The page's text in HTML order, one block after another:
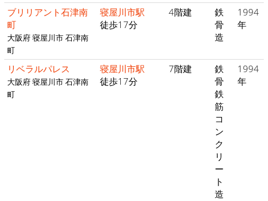
ブリリアント石津南
町
大阪府 寝屋川市 石津南
町
寝屋川市駅
徒歩17分
4階建
鉄
骨
造
1994
年
リベラルパレス
大阪府 寝屋川市 石津南
町
寝屋川市駅
徒歩17分
7階建
鉄
骨
鉄
筋
コ
ン
ク
リ
ー
ト
造
1994
年